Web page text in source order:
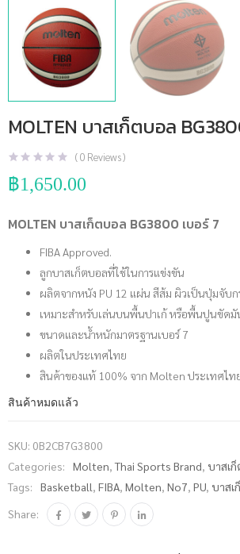
MOLTEN บาสเก็ตบอล
(0 Reviews )
฿1,650.00
MOLTEN บาสเก็ตบอล BG3800 เบอร์ 7
FIBA Approved.
ลูกบาสเก็ตบอลที่ใช้ในการแข่งขัน
ผลิตจากหนัง PU 12 แผ่น สีส้ม ผิวเป็นปุ่มจับ
เหมาะสำหรับเล่นบนพื้นปาเก้ หรือพื้นปูนขัดมั
ขนาดและน้ำหนักมาตรฐานเบอร์ 7
ผลิตในประเทศไทย
สินค้าของแท้ 100% จาก Molten ประเทศไท
สินค้าหมดแล้ว
SKU: 0B2CB7G3800
Categories:
Molten,Thai Sports Brand, บาสเ
Tags:
Basketball, FIBA, Molten, No7, PU, บาสเ
Share: